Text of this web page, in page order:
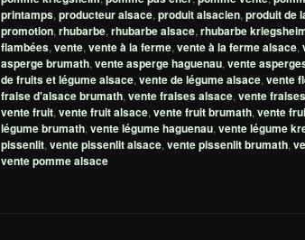
printamps, producteur alsace, produit alsacien, produit de
promotion, rhubarbe, rhubarbe alsace, rhubarbe
flambées, vente, vente à la ferme, vente à la ferme alsace,
asperge brumath, vente asperge haguenau, vente
de fruits et légume alsace, vente de légume alsace, vente
fraise d'alsace brumath, vente fraises alsace, vente
vente fruit, vente fruit alsace, vente fruit brumath, vente
légume brumath, vente légume haguenau, vente légume
pissenlit, vente pissenlit alsace, vente pissenlit brumath,
vente pomme alsace